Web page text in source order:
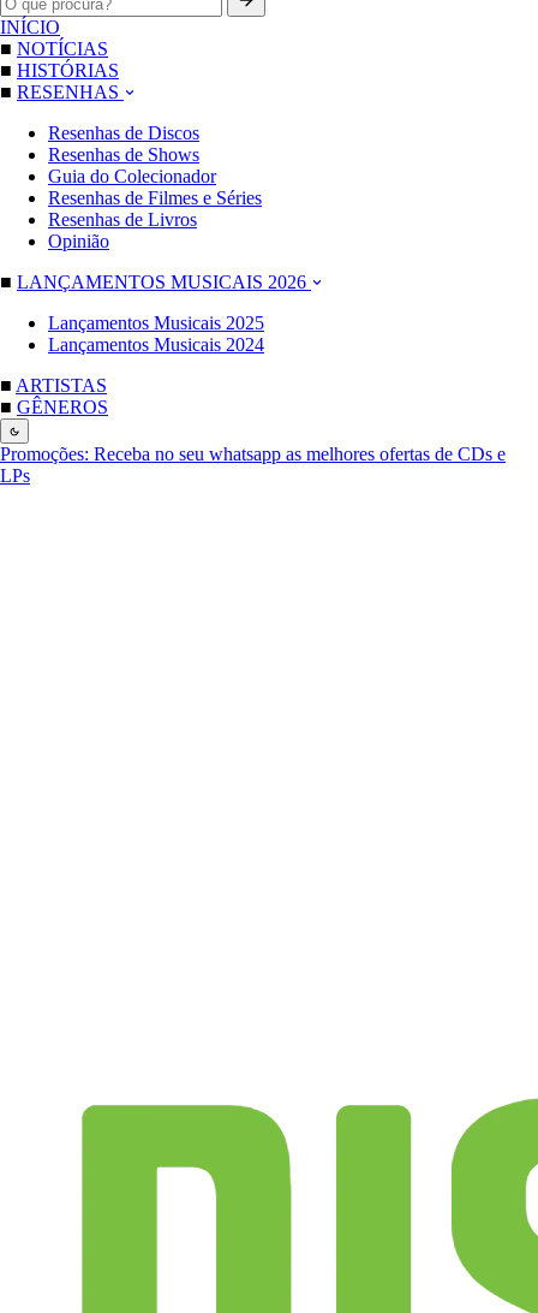
INÍCIO
■ NOTÍCIAS
■ HISTÓRIAS
■ RESENHAS
Resenhas de Discos
Resenhas de Shows
Guia do Colecionador
Resenhas de Filmes e Séries
Resenhas de Livros
Opinião
■ LANÇAMENTOS MUSICAIS 2026
Lançamentos Musicais 2025
Lançamentos Musicais 2024
■ ARTISTAS
■ GÊNEROS
Promoções: Receba no seu whatsapp as melhores ofertas de CDs e
LPs